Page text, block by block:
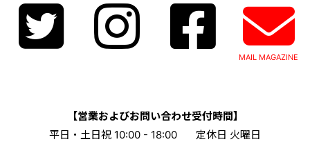
MAIL MAGAZINE
【営業およびお問い合わせ受付時間】
平日・土日祝 10:00 - 18:00
定休日 火曜日